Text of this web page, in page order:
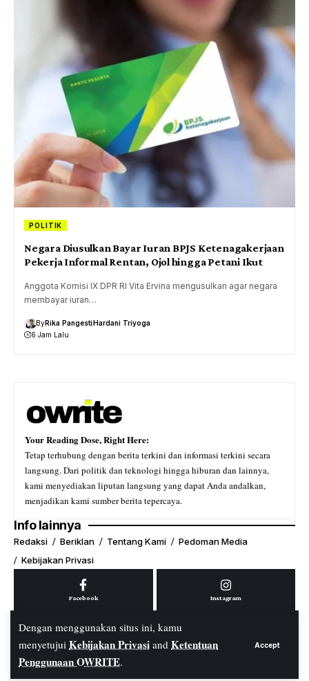
Dengan menggunakan situs ini, kamu
menyetujui Kebijakan Privasi and Ketentuan
Penggunaan OWRITE.
Accept
POLITIK
Negara Diusulkan Bayar Iuran BPJS Ketenagakerjaan
Pekerja Informal Rentan, Ojol hingga Petani Ikut
Anggota Komisi IX DPR RI Vita Ervina mengusulkan agar negara
membayar iuran…
ByRika PangestiHardani Triyoga
6 Jam Lalu
Your Reading Dose, Right Here:
Tetap terhubung dengan berita terkini dan informasi terkini secara
langsung. Dari politik dan teknologi hingga hiburan dan lainnya,
kami menyediakan liputan langsung yang dapat Anda andalkan,
menjadikan kami sumber berita tepercaya.
Info lainnya
Redaksi Beriklan Tentang Kami
Pedoman Media
Kebijakan Privasi
Facebook Instagram
Youtube Tiktok
© PT. OWRITE Media Digital. All Rights Reserved.